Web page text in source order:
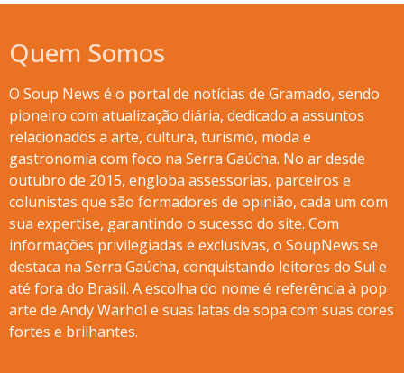
Quem Somos
O Soup News é o portal de notícias de Gramado, sendo
pioneiro com atualização diária, dedicado a assuntos
relacionados a arte, cultura, turismo, moda e
gastronomia com foco na Serra Gaúcha. No ar desde
outubro de 2015, engloba assessorias, parceiros e
colunistas que são formadores de opinião, cada um com
sua expertise, garantindo o sucesso do site. Com
informações privilegiadas e exclusivas, o SoupNews se
destaca na Serra Gaúcha, conquistando leitores do Sul e
até fora do Brasil. A escolha do nome é referência à pop
arte de Andy Warhol e suas latas de sopa com suas cores
fortes e brilhantes.